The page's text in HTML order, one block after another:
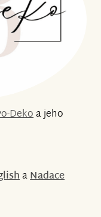
Dekoa jeho
aNadace